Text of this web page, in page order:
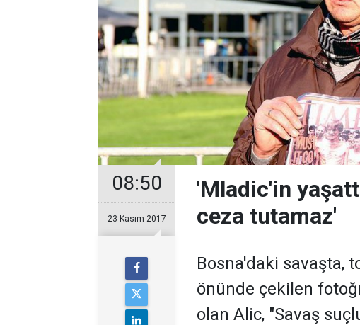
08:50
23 Kasım 2017
'Mladic'in
ceza tutamaz'
Bosna'daki savaşta,
önünde çekilen
olan Alic, "Savaş